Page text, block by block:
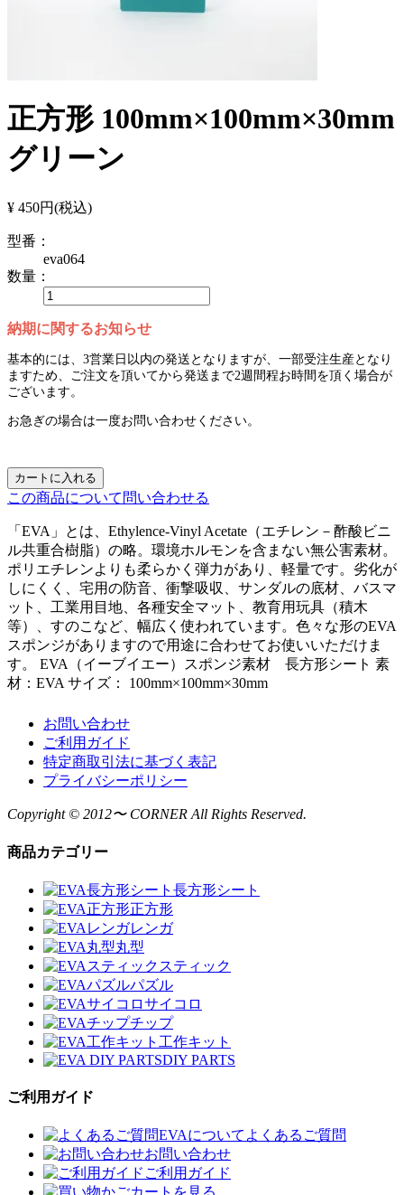
正方形 100mm×100mm×30mm
グリーン
¥ 450円(税込)
型番：
eva064
数量：
納期に関するお知らせ
基本的には、3営業日以内の発送となりますが、一部受注生産となり
ますため、ご注文を頂いてから発送まで2週間程お時間を頂く場合が
ございます。
お急ぎの場合は一度お問い合わせください。
カートに入れる
この商品について問い合わせる
「EVA」とは、Ethylence-Vinyl Acetate（エチレン－酢酸ビニ
ル共重合樹脂）の略。環境ホルモンを含まない無公害素材。
ポリエチレンよりも柔らかく弾力があり、軽量です。劣化が
しにくく、宅用の防音、衝撃吸収、サンダルの底材、バスマ
ット、工業用目地、各種安全マット、教育用玩具（積木
等）、すのこなど、幅広く使われています。色々な形のEVA
スポンジがありますので用途に合わせてお使いいただけま
す。 EVA（イーブイエー）スポンジ素材 長方形シート 素
材：EVA サイズ： 100mm×100mm×30mm
お問い合わせ
ご利用ガイド
特定商取引法に基づく表記
プライバシーポリシー
Copyright © 2012〜 CORNER All Rights Reserved.
商品カテゴリー
長方形シート
正方形
レンガ
丸型
スティック
パズル
サイコロ
チップ
工作キット
DIY PARTS
ご利用ガイド
EVAについてよくあるご質問
お問い合わせ
ご利用ガイド
カートを見る